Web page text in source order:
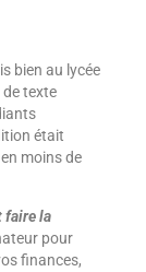
bien au lycée
texte
était
moins de
faire la
pour
finances,